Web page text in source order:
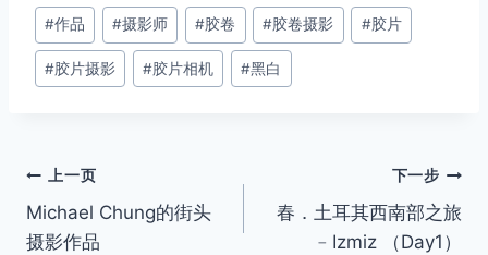
文
章
标
#作品 #摄影师 #胶卷 #胶卷摄影 #胶片
#胶片摄影 #胶片相机 #黑白
文
章
上一页
Michael Chung的街头
摄影作品
下一步
春．土耳其西南部之旅
﹣Izmiz （Day1）